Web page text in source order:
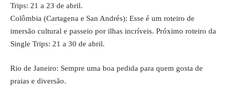
Trips: 21 a 23 de abril.
Colômbia (Cartagena e San Andrés): Esse é um roteiro de
imersão cultural e passeio por ilhas incríveis. Próximo roteiro da
Single Trips: 21 a 30 de abril.
Rio de Janeiro: Sempre uma boa pedida para quem gosta de
praias e diversão.